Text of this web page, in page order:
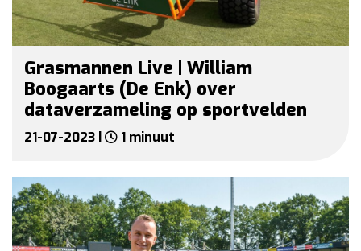
Grasmannen Live | William
Boogaarts (De Enk) over
dataverzameling op sportvelden
21-07-2023 | 1 minuut